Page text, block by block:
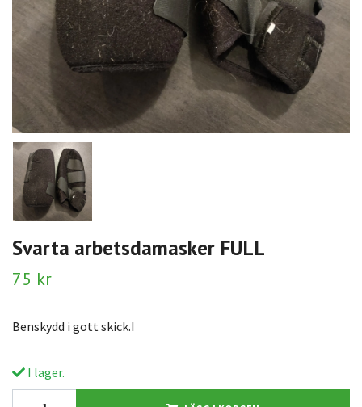
Svarta arbetsdamasker FULL
75 kr
Benskydd i gott skick.I
I lager.